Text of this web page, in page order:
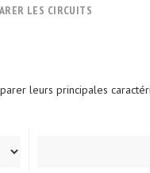
LES CIRCUITS
leurs principales